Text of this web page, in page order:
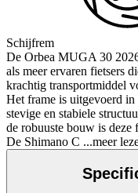
Schijfrem
De Orbea MUGA 30
als meer ervaren fietsers
krachtig transportmiddel
Het frame is uitgevoerd
stevige en stabiele
de robuuste bouw is
De Shimano C ...meer